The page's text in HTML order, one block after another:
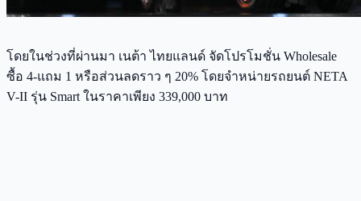
โดยในช่วงที่ผ่านมา เนต้า ไทยแลนด์ จัดโปรโมชั่น Wholesale
ซื้อ 4-แถม 1 หรือส่วนลดราว ๆ 20% โดยจำหน่ายรถยนต์ NETA
V-II รุ่น Smart ในราคาเพียง 339,000 บาท